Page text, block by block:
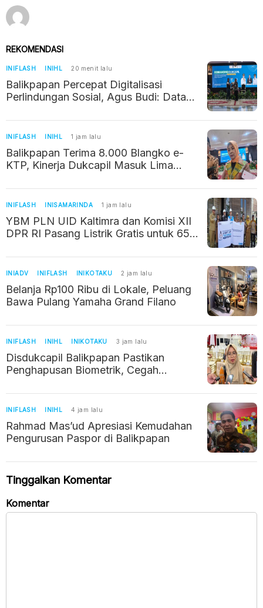
REKOMENDASI
INIFLASH INIHL 20 menit lalu
Balikpapan Percepat Digitalisasi
Perlindungan Sosial, Agus Budi: Data
Sasaran
INIFLASH INIHL 1 jam lalu
Balikpapan Terima 8.000 Blangko e-
KTP, Kinerja Dukcapil Masuk Lima
INIFLASH INISAMARINDA 1 jam lalu
YBM PLN UID Kaltimra dan Komisi XII
DPR RI Pasang Listrik Gratis untuk 65
INIADV INIFLASH INIKOTAKU 2 jam lalu
Belanja Rp100 Ribu di Lokale, Peluang
Bawa Pulang Yamaha Grand Filano
INIFLASH INIHL INIKOTAKU 3 jam lalu
Disdukcapil Balikpapan Pastikan
Penghapusan Biometrik, Cegah
INIFLASH INIHL 4 jam lalu
Rahmad Mas’ud Apresiasi Kemudahan
Pengurusan Paspor di Balikpapan
Tinggalkan Komentar
Komentar